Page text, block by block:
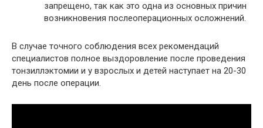
запрещено, так как это одна из основных причин
возникновения послеоперационных осложнений.
В случае точного соблюдения всех рекомендаций
специалистов полное выздоровление после проведения
тонзиллэктомии и у взрослых и детей наступает на 20-30
день после операции.